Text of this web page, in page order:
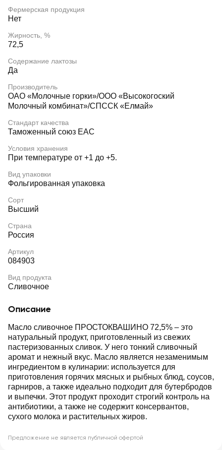
Фермерская продукция
Нет
Жирность, %
72,5
Содержание лактозы
Да
Производитель
ОАО «Молочные горки»/ООО «Высокогоский
Молочный комбинат»/СПССК «Елмай»
Стандарт качества
Таможенный союз EAC
Условия хранения
При температуре от +1 до +5.
Вид упаковки
Фольгированная упаковка
Сорт
Высший
Страна
Россия
Артикул
084903
Вид продукта
Сливочное
Описание
Масло сливочное ПРОСТОКВАШИНО 72,5% – это
натуральный продукт, приготовленный из свежих
пастеризованных сливок. У него тонкий сливочный
аромат и нежный вкус. Масло является незаменимым
ингредиентом в кулинарии: используется для
приготовления горячих мясных и рыбных блюд, соусов,
гарниров, а также идеально подходит для бутербродов
и выпечки. Этот продукт проходит строгий контроль на
антибиотики, а также не содержит консервантов,
сухого молока и растительных жиров.
Предложение не является публичной офертой